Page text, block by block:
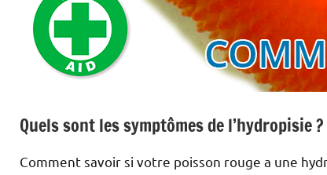
Quels sont les symptômes de l’hydropisie ?
Comment savoir si votre poisson rouge a une